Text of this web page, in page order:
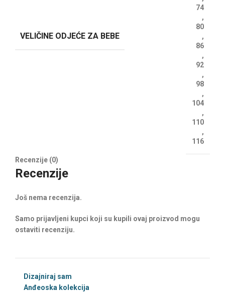
VELIČINE ODJEĆE ZA BEBE
74
,
80
,
86
,
92
,
98
,
104
,
110
,
116
Recenzije (0)
Recenzije
Još nema recenzija.
Samo prijavljeni kupci koji su kupili ovaj proizvod mogu
ostaviti recenziju.
Dizajniraj sam
Anđeoska kolekcija